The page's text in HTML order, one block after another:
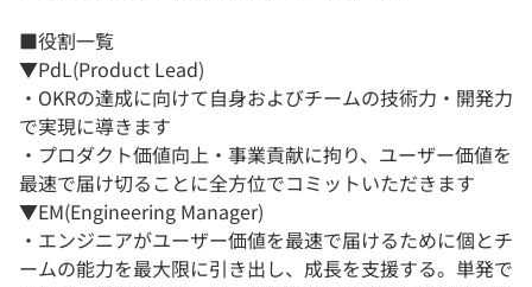
■役割一覧
▼PdL(Product Lead)
・OKRの達成に向けて自身およびチームの技術力・開発力
で実現に導きます
・プロダクト価値向上・事業貢献に拘り、ユーザー価値を
最速で届け切ることに全方位でコミットいただきます
▼EM(Engineering Manager)
・エンジニアがユーザー価値を最速で届けるために個とチ
ームの能力を最大限に引き出し、成長を支援する。単発で